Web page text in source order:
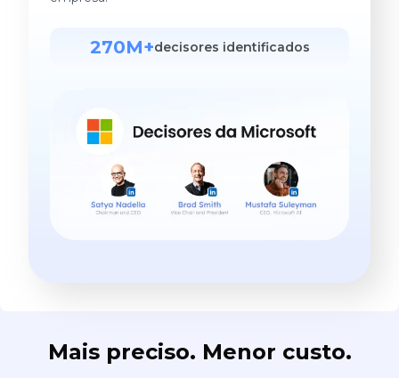
270M+decisores identificados
Mais preciso. Menor custo.